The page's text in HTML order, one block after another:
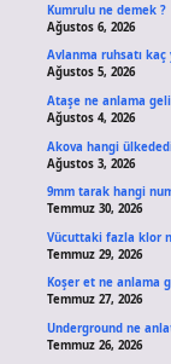
Kumrulu ne demek ?
Ağustos 6, 2026
Avlanma ruhsatı kaç
Ağustos 5, 2026
Ataşe ne anlama
Ağustos 4, 2026
Akova hangi
Ağustos 3, 2026
9mm tarak hangi
Temmuz 30, 2026
Vücuttaki fazla klor
Temmuz 29, 2026
Koşer et ne anlama
Temmuz 27, 2026
Underground ne
Temmuz 26, 2026